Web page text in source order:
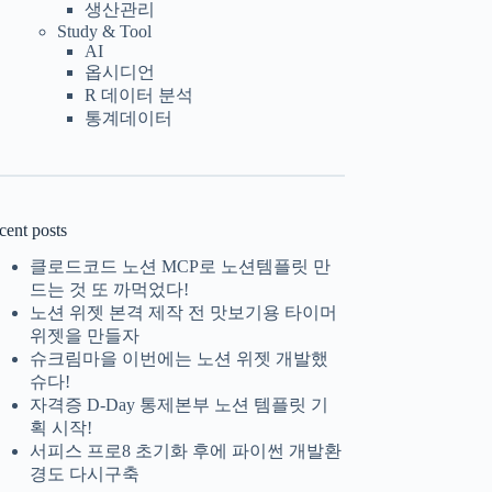
생산관리
Study & Tool
AI
옵시디언
R 데이터 분석
통계데이터
posts
클로드코드 노션 MCP로 노션템플릿 만
드는 것 또 까먹었다!
노션 위젯 본격 제작 전 맛보기용 타이머
위젯을 만들자
슈크림마을 이번에는 노션 위젯 개발했
슈다!
자격증 D-Day 통제본부 노션 템플릿 기
획 시작!
서피스 프로8 초기화 후에 파이썬 개발환
경도 다시구축